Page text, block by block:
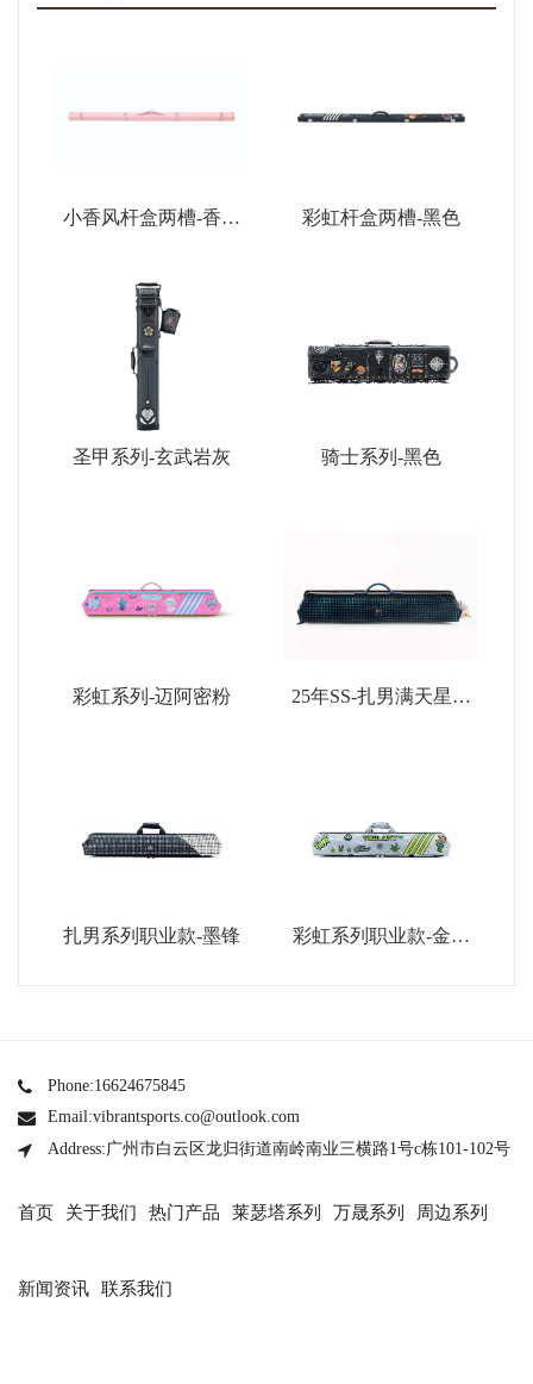
小香风杆盒两槽-香薰
彩虹杆盒两槽-黑色
圣甲系列-玄武岩灰 骑士系列-黑色
彩虹系列-迈阿密粉
25年SS-扎男满天星限
扎男系列职业款-墨锋
彩虹系列职业款-金属
Phone:16624675845
Email:vibrantsports.co@outlook.com
Address:广州市白云区龙归街道南岭南业三横路1号c栋101-102号
首页 关于我们 热门产品 莱瑟塔系列 万晟系列 周边系列
新闻资讯 联系我们